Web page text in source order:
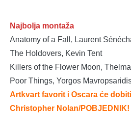
Najbolja montaža
Anatomy of a Fall, Laurent
The Holdovers, Kevin Tent
Killers of the Flower Moon,
Poor Things, Yorgos
Artkvart favorit i Oscara će
Christopher Nolan/POBJEDNIK!